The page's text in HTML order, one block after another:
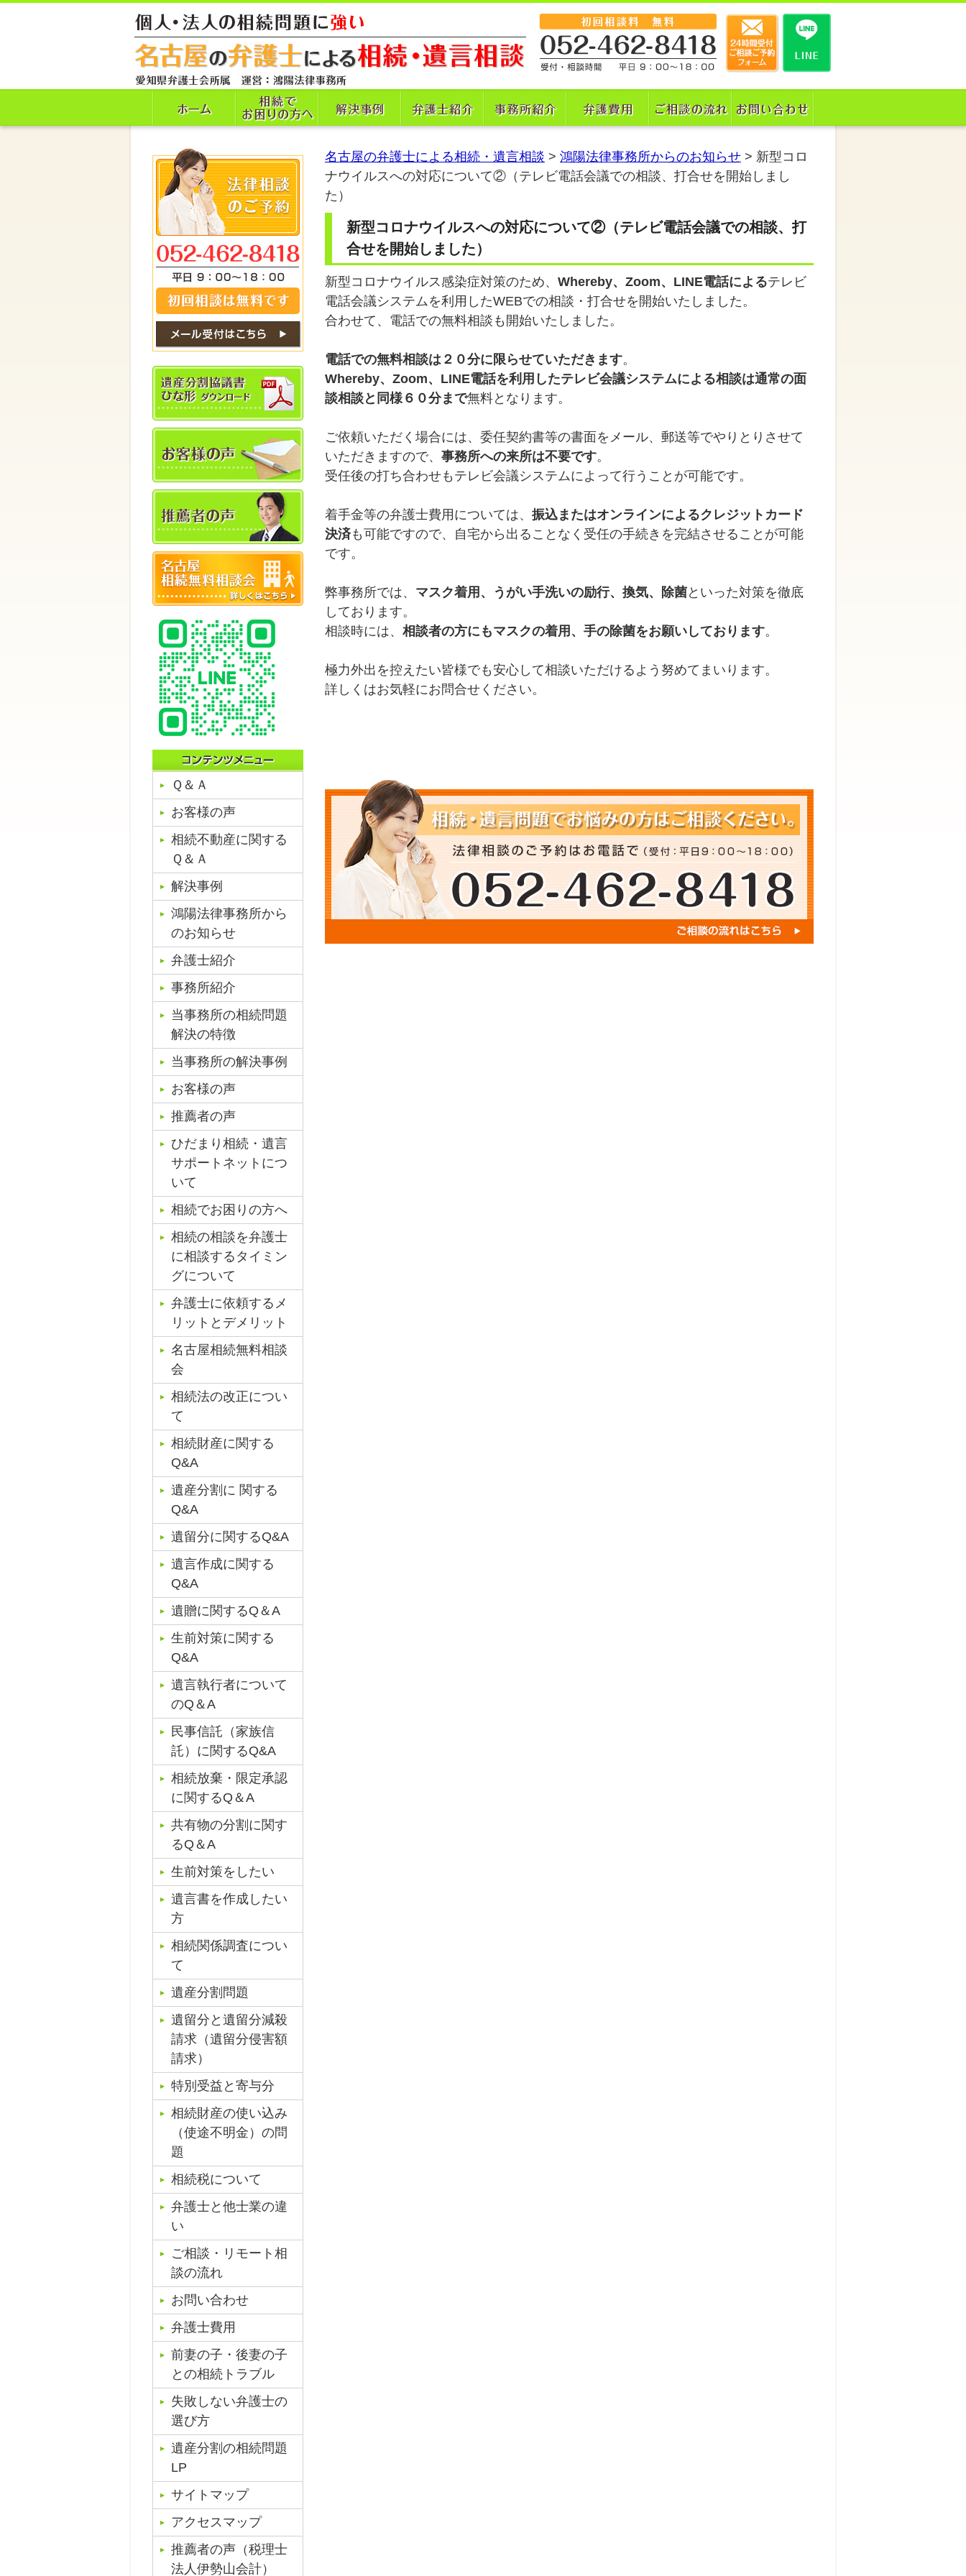
名古屋の弁護士による相続・遺言相談 > 鴻陽法律事務所からのお知らせ > 新型コロ
ナウイルスへの対応について②（テレビ電話会議での相談、打合せを開始しまし
た）
新型コロナウイルスへの対応について②（テレビ電話会議での相談、打
合せを開始しました）
新型コロナウイルス感染症対策のため、 Whereby、Zoom、LINE電話によるテレビ
電話会議システムを利用したWEBでの相談・打合せを開始いたしました。
合わせて、電話での無料相談も開始いたしました。
電話での無料相談は２０分に限らせていただきます。
Whereby、Zoom、LINE電話を利用したテレビ会議システムによる相談は通常の面
談相談と同様６０分まで無料となります。
ご依頼いただく場合には、委任契約書等の書面をメール、郵送等でやりとりさせて
いただきますので、 事務所への来所は不要です。
受任後の打ち合わせもテレビ会議システムによって行うことが可能です。
着手金等の弁護士費用については、 振込またはオンラインによるクレジットカード
決済も可能ですので、自宅から出ることなく受任の手続きを完結させることが可能
です。
弊事務所では、 マスク着用、うがい手洗いの励行、換気、除菌といった対策を徹底
しております。
相談時には、 相談者の方にもマスクの着用、手の除菌をお願いしております。
極力外出を控えたい皆様でも安心して相談いただけるよう努めてまいります。
詳しくはお気軽にお問合せください。
Ｑ＆Ａ
お客様の声
相続不動産に関する
Ｑ＆Ａ
解決事例
鴻陽法律事務所から
のお知らせ
弁護士紹介
事務所紹介
当事務所の相続問題
解決の特徴
当事務所の解決事例
お客様の声
推薦者の声
ひだまり相続・遺言
サポートネットにつ
いて
相続でお困りの方へ
相続の相談を弁護士
に相談するタイミン
グについて
弁護士に依頼するメ
リットとデメリット
名古屋相続無料相談
会
相続法の改正につい
て
相続財産に関する
Q&A
遺産分割に 関する
Q&A
遺留分に関するQ&A
遺言作成に関する
Q&A
遺贈に関するQ＆A
生前対策に関する
Q&A
遺言執行者について
のQ＆A
民事信託（家族信
託）に関するQ&A
相続放棄・限定承認
に関するQ＆A
共有物の分割に関す
るQ＆A
生前対策をしたい
遺言書を作成したい
方
相続関係調査につい
て
遺産分割問題
遺留分と遺留分減殺
請求（遺留分侵害額
請求）
特別受益と寄与分
相続財産の使い込み
（使途不明金）の問
題
相続税について
弁護士と他士業の違
い
ご相談・リモート相
談の流れ
お問い合わせ
弁護士費用
前妻の子・後妻の子
との相続トラブル
失敗しない弁護士の
選び方
遺産分割の相続問題
LP
サイトマップ
アクセスマップ
推薦者の声（税理士
法人伊勢山会計）